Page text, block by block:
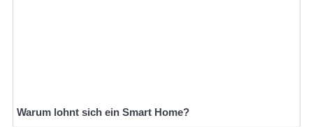
Warum lohnt sich ein Smart Home?